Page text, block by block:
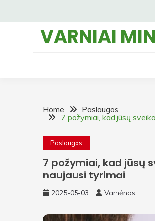
VARNIAI
Home
Paslaugos
7 požymiai, kad jūsų
Paslaugos
7 požymiai, kad jūsų
naujausi tyrimai
2025-05-03 Varnėnas